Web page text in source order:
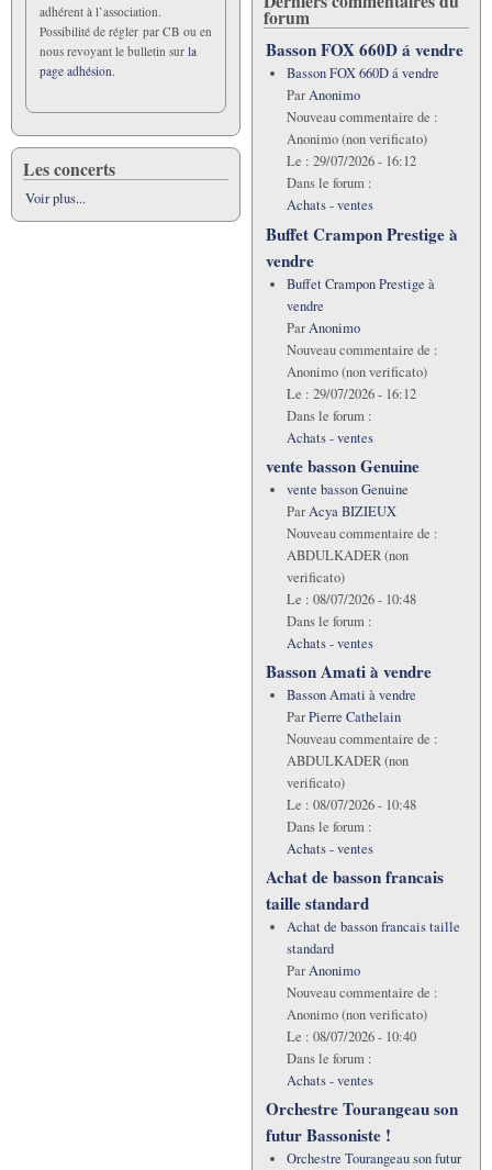
adhérent à l’association.
Possibilité de régler par CB ou en
nous revoyant le bulletin sur la
page adhésion.
Les concerts
Voir plus...
forum
Basson FOX 660D á vendre
Basson FOX 660D á vendre
ParAnonimo
Nouveau commentaire de :
Anonimo (non verificato)
Le : 29/07/2026 - 16:12
Dans le forum :
Achats - ventes
Buffet Crampon Prestige à
vendre
Buffet Crampon Prestige à
vendre
ParAnonimo
Nouveau commentaire de :
Anonimo (non verificato)
Le : 29/07/2026 - 16:12
Dans le forum :
Achats - ventes
vente basson Genuine
vente basson Genuine
ParAcya BIZIEUX
Nouveau commentaire de :
ABDULKADER (non
verificato)
Le : 08/07/2026 - 10:48
Dans le forum :
Achats - ventes
Basson Amati à vendre
Basson Amati à vendre
ParPierre Cathelain
Nouveau commentaire de :
ABDULKADER (non
verificato)
Le : 08/07/2026 - 10:48
Dans le forum :
Achats - ventes
Achat de basson francais
taille standard
Achat de basson francais taille
standard
ParAnonimo
Nouveau commentaire de :
Anonimo (non verificato)
Le : 08/07/2026 - 10:40
Dans le forum :
Achats - ventes
Orchestre Tourangeau son
futur Bassoniste !
Orchestre Tourangeau son futur